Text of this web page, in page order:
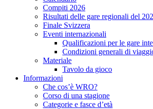
Compiti 2026
Risultati delle gare regionali del
Finale Svizzera
Eventi internazionali
Qualificazioni per le gare
Condizioni generali di
Materiale
Tavolo da gioco
Informazioni
Che cos’è WRO?
Corso di una stagione
Categorie e fasce d’età